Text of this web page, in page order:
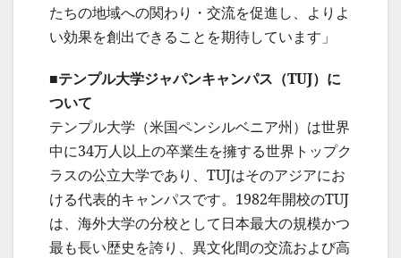
たちの地域への関わり・交流を促進し、よりよ
い効果を創出できることを期待しています」
■テンプル大学ジャパンキャンパス（TUJ）に
ついて
テンプル大学（米国ペンシルベニア州）は世界
中に34万人以上の卒業生を擁する世界トップク
ラスの公立大学であり、TUJはそのアジアにお
ける代表的キャンパスです。1982年開校のTUJ
は、海外大学の分校として日本最大の規模かつ
最も長い歴史を誇り、異文化間の交流および高